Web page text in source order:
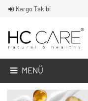
Kargo Takibi
MENÜ